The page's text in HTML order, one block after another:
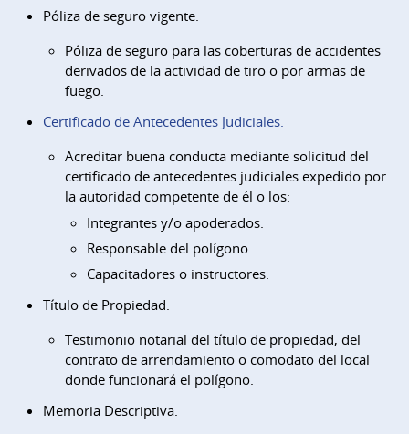
Póliza de seguro vigente.
Póliza de seguro para las coberturas de accidentes
derivados de la actividad de tiro o por armas de
fuego.
Certificado de Antecedentes Judiciales.
Acreditar buena conducta mediante solicitud del
certificado de antecedentes judiciales expedido por
la autoridad competente de él o los:
Integrantes y/o apoderados.
Responsable del polígono.
Capacitadores o instructores.
Título de Propiedad.
Testimonio notarial del título de propiedad, del
contrato de arrendamiento o comodato del local
donde funcionará el polígono.
Memoria Descriptiva.